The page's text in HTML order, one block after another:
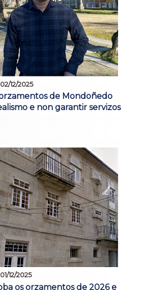
02/12/2025
de Mondoñedo
e non garantir servizos
01/12/2025
os orzamentos de 2026 e